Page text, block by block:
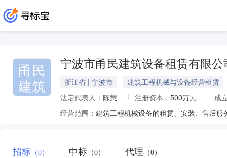
甬民
建筑
宁波市甬民建筑设备租赁有限公
浙江省 | 宁波市
建筑工程机械与设备经营租赁
法定代表人： 陈慧 注册资本： 500万元
成
经营范围：
招标 （0） 中标 （0） 代理 （0）